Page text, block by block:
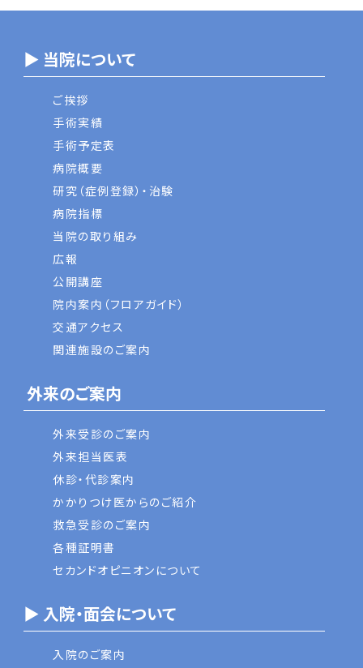
▶ 当院について
ご挨拶
手術実績
手術予定表
病院概要
研究（症例登録）・治験
病院指標
当院の取り組み
広報
公開講座
院内案内（フロアガイド）
交通アクセス
関連施設のご案内
外来のご案内
外来受診のご案内
外来担当医表
休診・代診案内
かかりつけ医からのご紹介
救急受診のご案内
各種証明書
セカンドオピニオンについて
▶ 入院・面会について
入院のご案内